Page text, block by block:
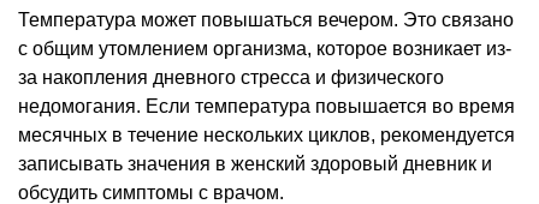
Температура может повышаться вечером. Это связано
с общим утомлением организма, которое возникает из-
за накопления дневного стресса и физического
недомогания. Если температура повышается во время
месячных в течение нескольких циклов, рекомендуется
записывать значения в женский здоровый дневник и
обсудить симптомы с врачом.